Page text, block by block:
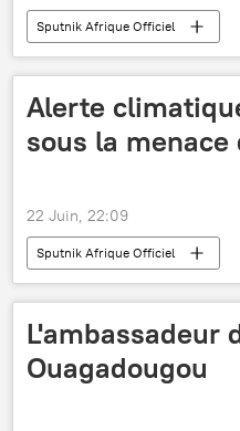
Sputnik Afrique Officiel
Alerte
sous la menace
22 Juin, 22:09
Sputnik Afrique Officiel
L'ambassadeur
Ouagadougou